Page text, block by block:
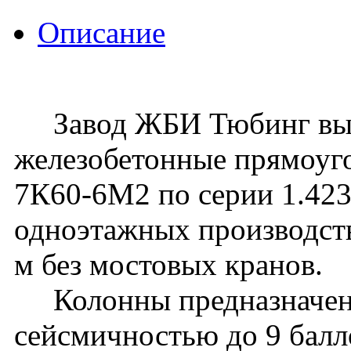
Описание
Завод ЖБИ Тюбинг
железобетонные
7К60-6М2 по серии
одноэтажных
м без мостовых кранов.
Колонны
сейсмичностью до 9